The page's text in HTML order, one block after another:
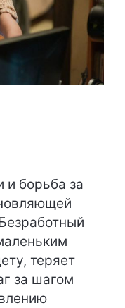
и борьба за
теряет
за шагом